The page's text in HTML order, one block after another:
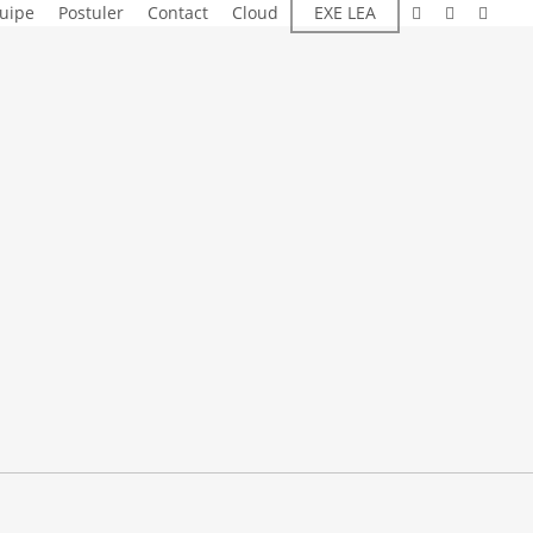
Postuler Contact Cloud EXE LEA linkedininstagram
email